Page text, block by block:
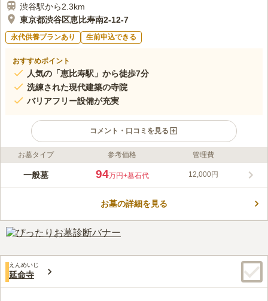
渋谷駅から2.3km
東京都渋谷区恵比寿南2-12-7
永代供養プランあり 生前申込できる
おすすめポイント
人気の「恵比寿駅」から徒歩7分
洗練された現代建築の寺院
バリアフリー設備が充実
コメント・口コミを見る
ライフドット編集部のコメント
周囲を囲む洗練された都会の街並みに引けを取らない現代的な建
力で、どんな方でも安心してお参りが出来ます。墓地は綺麗に区
元の心配がありません。
口コミ評価
60代男性
最寄り駅の恵比寿にはお花屋さんもあり便利です。法事の後な
ど、恵比寿ガーデンプレイスのレストランなどで食事ができるロケーショ
ンです。墓地には段差があるので、お年寄りの方には難儀をすることがあ
ります。
お墓タイプ 参考価格 管理費
一般墓 94万円+墓石代 12,000円
お墓の詳細を見る
えんめいじ
延命寺